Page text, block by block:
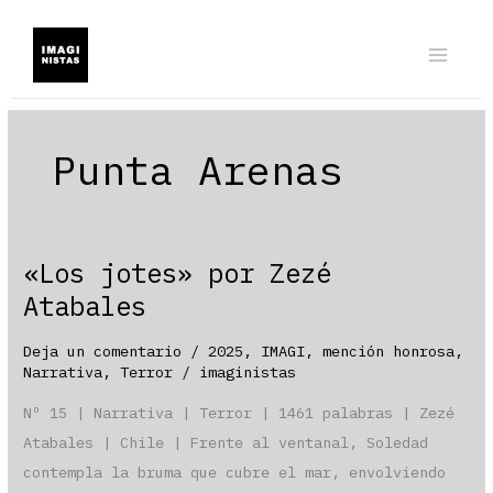
contenido
Punta Arenas
«Los jotes» por Zezé
Atabales
Deja un comentario /2025 , IMAGI,mención honrosa,
Narrativa,Terror / imaginistas
Nº 15 | Narrativa | Terror | 1461 palabras | Zezé
Atabales | Chile | Frente al ventanal, Soledad
contempla la bruma que cubre el mar, envolviendo